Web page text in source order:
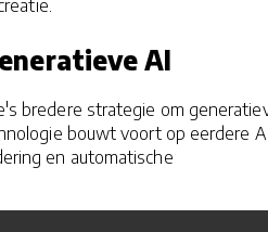
AI
bredere strategie om
bouwt voort op eerdere
en automatische